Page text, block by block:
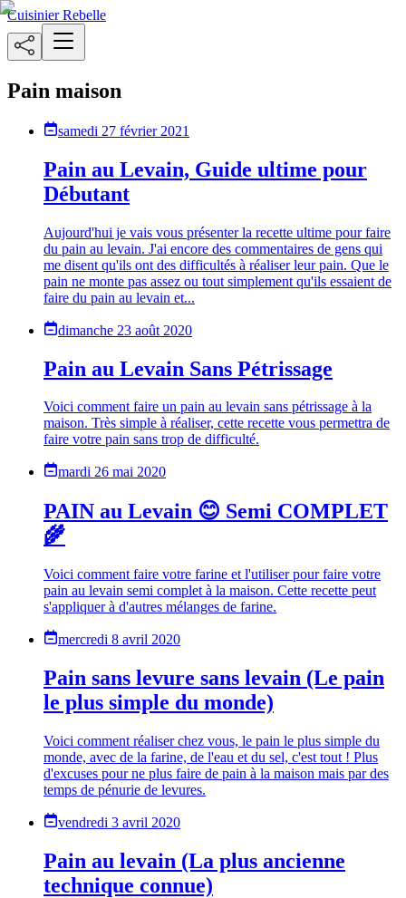
Cuisinier Rebelle
Pain maison
samedi 27 février 2021
Pain au Levain, Guide ultime pour
Débutant
Aujourd'hui je vais vous présenter la recette ultime pour faire
du pain au levain. J'ai encore des commentaires de gens qui
me disent qu'ils ont des difficultés à réaliser leur pain. Que le
pain ne monte pas assez ou tout simplement qu'ils essaient de
faire du pain au levain et...
dimanche 23 août 2020
Pain au Levain Sans Pétrissage
Voici comment faire un pain au levain sans pétrissage à la
maison. Très simple à réaliser, cette recette vous permettra de
faire votre pain sans trop de difficulté.
mardi 26 mai 2020
PAIN au Levain 😊 Semi COMPLET
🌾
Voici comment faire votre farine et l'utiliser pour faire votre
pain au levain semi complet à la maison. Cette recette peut
s'appliquer à d'autres mélanges de farine.
mercredi 8 avril 2020
Pain sans levure sans levain (Le pain
le plus simple du monde)
Voici comment réaliser chez vous, le pain le plus simple du
monde, avec de la farine, de l'eau et du sel, c'est tout ! Plus
d'excuses pour ne plus faire de pain à la maison mais par des
temps de pénurie de levures.
vendredi 3 avril 2020
Pain au levain (La plus ancienne
technique connue)